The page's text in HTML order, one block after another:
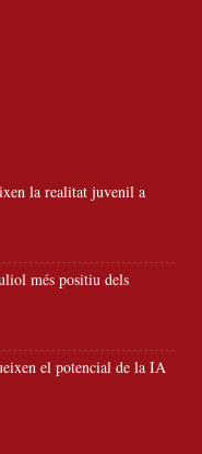
la realitat juvenil a
més positiu dels
el potencial de la IA